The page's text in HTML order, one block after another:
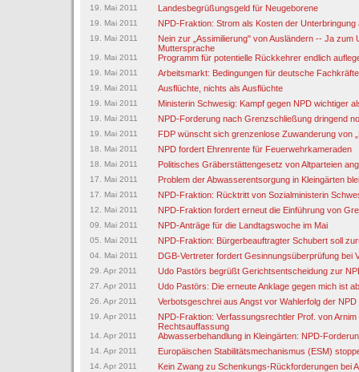
19. Mai 2011 Landesbegrüßungsgeld für Neugeborene
19. Mai 2011 NPD-Fraktion: Strom als Kosten der Unterbringung
19. Mai 2011
Nein zur „Assimilierung" von Ausländern -- Ja zum
Muttersprache
19. Mai 2011 Programm für potentielle Rückkehrer endlich
19. Mai 2011 Arbeitsmarkt: Bedingungen für deutsche
19. Mai 2011 Ausflüchte, nichts als Ausflüchte
19. Mai 2011 Ministerin Schwesig: Kampf gegen NPD wichtiger
19. Mai 2011 NPD-Forderung nach Grenzschließung dringend
19. Mai 2011 FDP wünscht sich grenzenlose Zuwanderung von
18. Mai 2011 NPD fordert Ehrenrente für Feuerwehrkameraden
18. Mai 2011 Politisches Gräberstättengesetz von Altparteien
17. Mai 2011 Problem der Abwasserentsorgung in Kleingärten
17. Mai 2011 NPD-Fraktion: Rücktritt von Sozialministerin
12. Mai 2011 NPD-Fraktion fordert erneut die Einführung von
09. Mai 2011 NPD-Anträge für die Landtagswoche im Mai
05. Mai 2011 NPD-Fraktion: Bürgerbeauftragter Schubert soll
04. Mai 2011 DGB-Vertreter fordert Gesinnungsüberprüfung bei
29. Apr 2011 Udo Pastörs begrüßt Gerichtsentscheidung zur
27. Apr 2011 Udo Pastörs: Die erneute Anklage gegen mich ist
26. Apr 2011 Verbotsgeschrei aus Angst vor Wahlerfolg der NPD
19. Apr 2011
NPD-Fraktion: Verfassungsrechtler Prof. von Arnim
Rechtsauffassung
14. Apr 2011 Abwasserbehandlung in Kleingärten: NPD-
14. Apr 2011 Europäischen Stabilitätsmechanismus (ESM)
14. Apr 2011 Kein Zwang zu Schenkungs-Rückforderungen bei